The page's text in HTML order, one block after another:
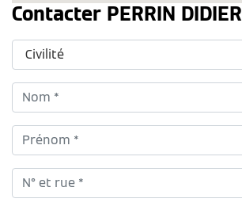
Contacter PERRIN DIDIER